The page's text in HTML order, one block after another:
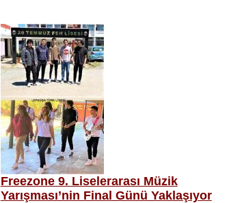
Freezone 9. Liselerarası Müzik
Yarışması’nin Final Günü Yaklaşıyor